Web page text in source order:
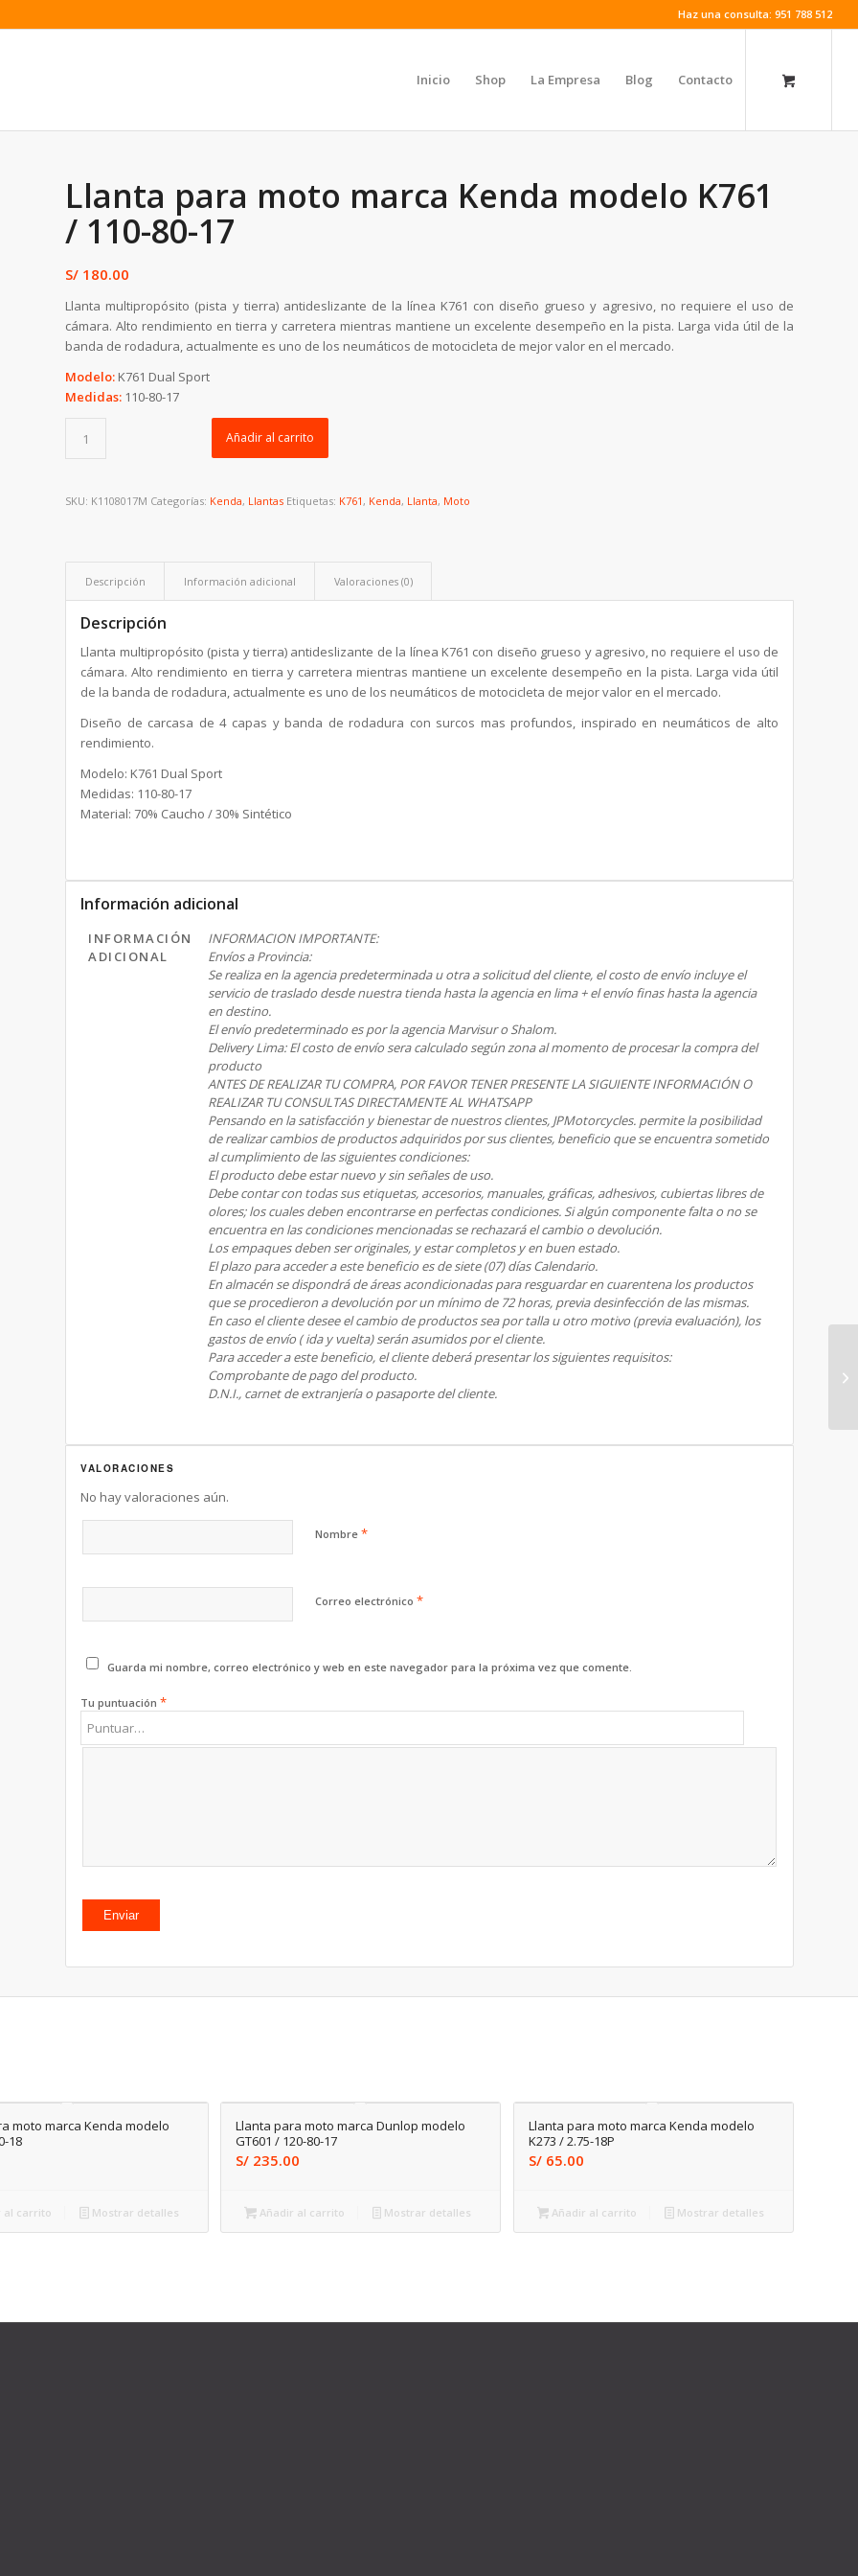
Haz una consulta: 951 788 512
Inicio Shop La Empresa Blog Contacto
Llanta para moto marca Kenda modelo K761
/ 110-80-17
S/ 180.00
Llanta multipropósito (pista y tierra) antideslizante de la línea K761 con diseño grueso y agresivo, no requiere el uso de
cámara. Alto rendimiento en tierra y carretera mientras mantiene un excelente desempeño en la pista. Larga vida útil de la
banda de rodadura, actualmente es uno de los neumáticos de motocicleta de mejor valor en el mercado.
Modelo: K761 Dual Sport
Medidas: 110-80-17
Añadir al carrito
SKU: K1108017M Categorías: Kenda, Llantas Etiquetas: K761, Kenda, Llanta, Moto
Descripción Información adicional Valoraciones (0)
Descripción
Llanta multipropósito (pista y tierra) antideslizante de la línea K761 con diseño grueso y agresivo, no requiere el uso de
cámara. Alto rendimiento en tierra y carretera mientras mantiene un excelente desempeño en la pista. Larga vida útil
de la banda de rodadura, actualmente es uno de los neumáticos de motocicleta de mejor valor en el mercado.
Diseño de carcasa de 4 capas y banda de rodadura con surcos mas profundos, inspirado en neumáticos de alto
rendimiento.
Modelo: K761 Dual Sport
Medidas: 110-80-17
Material: 70% Caucho / 30% Sintético
Información adicional
INFORMACIÓN
ADICIONAL
INFORMACION IMPORTANTE:
Envíos a Provincia:
Se realiza en la agencia predeterminada u otra a solicitud del cliente, el costo de envío incluye el
servicio de traslado desde nuestra tienda hasta la agencia en lima + el envío finas hasta la agencia
en destino.
El envío predeterminado es por la agencia Marvisur o Shalom.
Delivery Lima: El costo de envío sera calculado según zona al momento de procesar la compra del
producto
ANTES DE REALIZAR TU COMPRA, POR FAVOR TENER PRESENTE LA SIGUIENTE INFORMACIÓN O
REALIZAR TU CONSULTAS DIRECTAMENTE AL WHATSAPP
Pensando en la satisfacción y bienestar de nuestros clientes, JPMotorcycles. permite la posibilidad
de realizar cambios de productos adquiridos por sus clientes, beneficio que se encuentra sometido
al cumplimiento de las siguientes condiciones:
El producto debe estar nuevo y sin señales de uso.
Debe contar con todas sus etiquetas, accesorios, manuales, gráficas, adhesivos, cubiertas libres de
olores; los cuales deben encontrarse en perfectas condiciones. Si algún componente falta o no se
encuentra en las condiciones mencionadas se rechazará el cambio o devolución.
Los empaques deben ser originales, y estar completos y en buen estado.
El plazo para acceder a este beneficio es de siete (07) días Calendario.
En almacén se dispondrá de áreas acondicionadas para resguardar en cuarentena los productos
que se procedieron a devolución por un mínimo de 72 horas, previa desinfección de las mismas.
En caso el cliente desee el cambio de productos sea por talla u otro motivo (previa evaluación), los
gastos de envío ( ida y vuelta) serán asumidos por el cliente.
Para acceder a este beneficio, el cliente deberá presentar los siguientes requisitos:
Comprobante de pago del producto.
D.N.I., carnet de extranjería o pasaporte del cliente.
VALORACIONES
No hay valoraciones aún.
Nombre*
Correo electrónico*
Guarda mi nombre, correo electrónico y web en este navegador para la próxima vez que comente.
Tu puntuación*
moto marca Kenda modelo
18
al carrito Mostrar detalles
Llanta para moto marca Dunlop modelo
GT601 / 120-80-17
S/ 235.00
Añadir al carrito Mostrar detalles
Llanta para moto marca Kenda modelo
K273 / 2.75-18P
S/65.00
Añadir al carrito Mostrar detalles